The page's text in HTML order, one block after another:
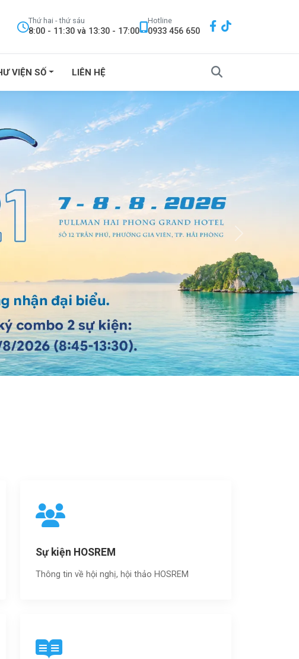
Thứ hai - thứ sáu
8:00 - 11:30 và 13:30 - 17:00
Hotline
0933 456 650
VIỆN SỐ LIÊN HỆ
Sự kiện HOSREM
Thông tin về hội nghị, hội thảo HOSREM